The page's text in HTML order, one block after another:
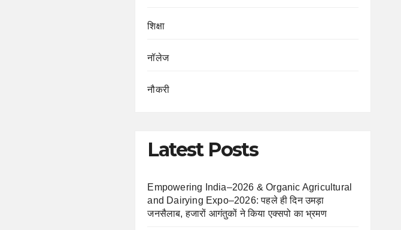
शिक्षा
नॉलेज
नौकरी
Latest Posts
Empowering India–2026 & Organic Agricultural
and Dairying Expo–2026: पहले ही दिन उमड़ा
जनसैलाब, हजारों आगंतुकों ने किया एक्सपो का भ्रमण